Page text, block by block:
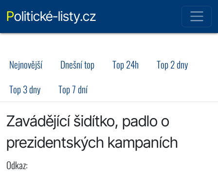
Politické-listy.cz
Nejnovější Dnešní top Top 24h
Top 2 dny
Top 3 dny
Top 7 dní
Zavádějící šidítko, padlo o
prezidentských kampaních
Odkaz: